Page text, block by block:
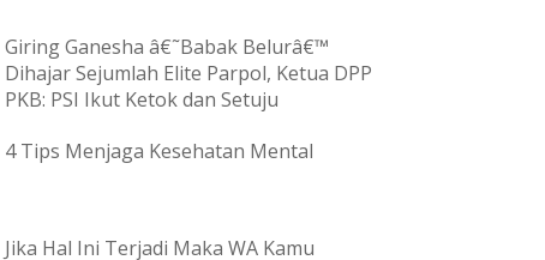
Giring Ganesha â€˜Babak Belurâ€™
Dihajar Sejumlah Elite Parpol, Ketua DPP
PKB: PSI Ikut Ketok dan Setuju
4 Tips Menjaga Kesehatan Mental
Jika Hal Ini Terjadi Maka WA Kamu